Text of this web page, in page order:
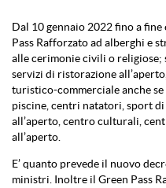
Dal 10 gennaio 2022 fino a fine
Pass Rafforzato ad alberghi e
alle cerimonie civili o religiose;
servizi di ristorazione
turistico-commerciale anche
piscine, centri natatori, sport di
all’aperto, centro culturali,
all’aperto.
E’ quanto prevede il nuovo
ministri. Inoltre il Green Pass